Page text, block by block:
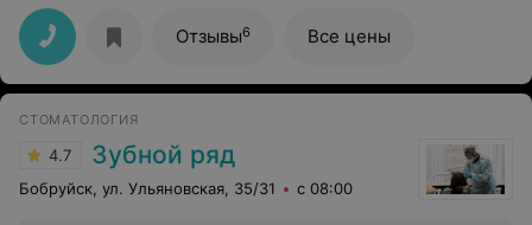
других мед.центрах. Но самое главное-это
замечательный дружный коллектив, в котором
работают настоящие профессионалы, которым можно
довериться. Лечение проходит в приятной атмосфере,
все качественно и быстро.
Отзывы6 Все цены
СТОМАТОЛОГИЯ
4.7 Зубной ряд
Бобруйск, ул. Ульяновская, 35/31 с 08:00